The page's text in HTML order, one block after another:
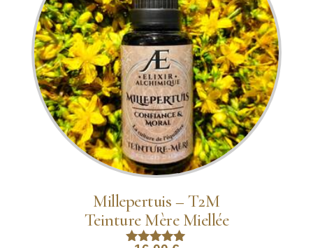
Millepertuis – T2M
Teinture Mère Miellée